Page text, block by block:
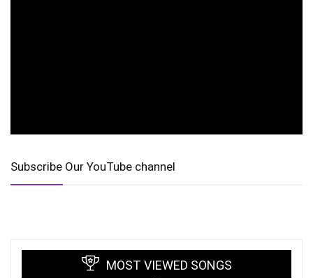
Subscribe Our YouTube channel
MOST VIEWED SONGS